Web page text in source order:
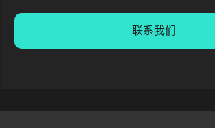
联系我们